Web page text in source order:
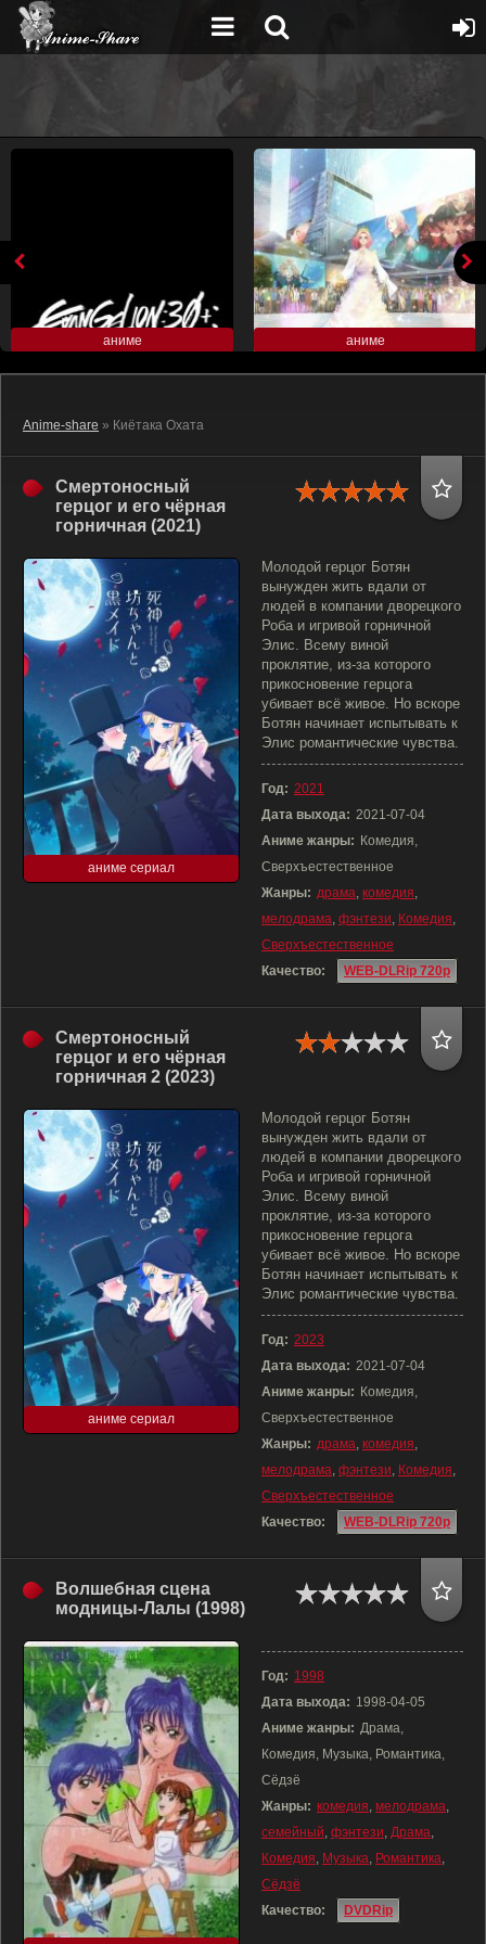
аниме аниме
Anime-share » Киётака Охата
Смертоносный
герцог и его чёрная
горничная (2021)
аниме сериал
Молодой герцог Ботян
вынужден жить вдали от
людей в компании дворецкого
Роба и игривой горничной
Элис. Всему виной
проклятие, из-за которого
прикосновение герцога
убивает всё живое. Но вскоре
Ботян начинает испытывать к
Элис романтические чувства.
Год: 2021
Дата выхода: 2021-07-04
Аниме жанры: Комедия,
Сверхъестественное
Жанры: драма, комедия,
мелодрама, фэнтези, Комедия,
Сверхъестественное
Качество:
WEB-DLRip 720p
Смертоносный
герцог и его чёрная
горничная 2 (2023)
аниме сериал
Молодой герцог Ботян
вынужден жить вдали от
людей в компании дворецкого
Роба и игривой горничной
Элис. Всему виной
проклятие, из-за которого
прикосновение герцога
убивает всё живое. Но вскоре
Ботян начинает испытывать к
Элис романтические чувства.
Год: 2023
Дата выхода: 2021-07-04
Аниме жанры: Комедия,
Сверхъестественное
Жанры: драма, комедия,
мелодрама, фэнтези, Комедия,
Сверхъестественное
Качество:
WEB-DLRip 720p
Волшебная сцена
модницы-Лалы (1998)
Год: 1998
Дата выхода: 1998-04-05
Аниме жанры: Драма,
Комедия, Музыка, Романтика,
Сёдзё
Жанры: комедия, мелодрама,
семейный, фэнтези, Драма,
Комедия, Музыка, Романтика,
Сёдзё
Качество:
DVDRip